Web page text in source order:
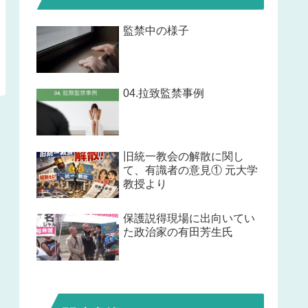
監禁中の様子
04.拉致監禁事例
旧統一教会の解散に関し
て、有識者の意見① 元大学
教授より
保護説得現場に出向いてい
た政治家の有田芳生氏